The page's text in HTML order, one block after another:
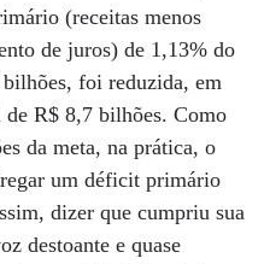
(receitas menos
de juros) de 1,13% do
foi reduzida, em
R$ 8,7 bilhões. Como
da meta, na prática, o
um déficit primário
dizer que cumpriu sua
destoante e quase